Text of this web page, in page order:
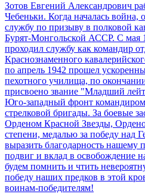
Зотов Евгений Александрович
Чебеньки. Когда началась
службу по призыву в полковой
Бурят-Монгольской АССР. С мая
проходил службу как командир
Краснознаменного
по апрель 1942 прошел
пехотного училища, по
присвоено звание "Младший
Юго-западный фронт командиром
стрелковой бригады. За боевые
Орденом Красной Звезды,
степени, медалью за победу над
выразить благодарность нашему
подвиг и вклад в освобождение
будем помнить и чтить
победу наших предков в этой
воинам-победителям!